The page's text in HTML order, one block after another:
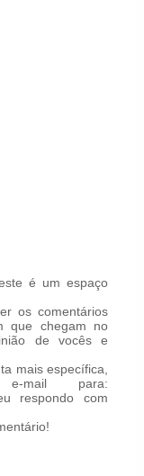
é um espaço
os comentários
que chegam no
de vocês e
mais específica,
mail para:
respondo com